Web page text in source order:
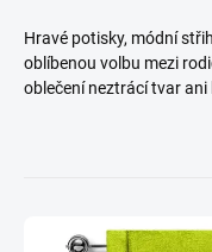
Hravé potisky, módní
oblíbenou volbu mezi
oblečení neztrácí tvar ani